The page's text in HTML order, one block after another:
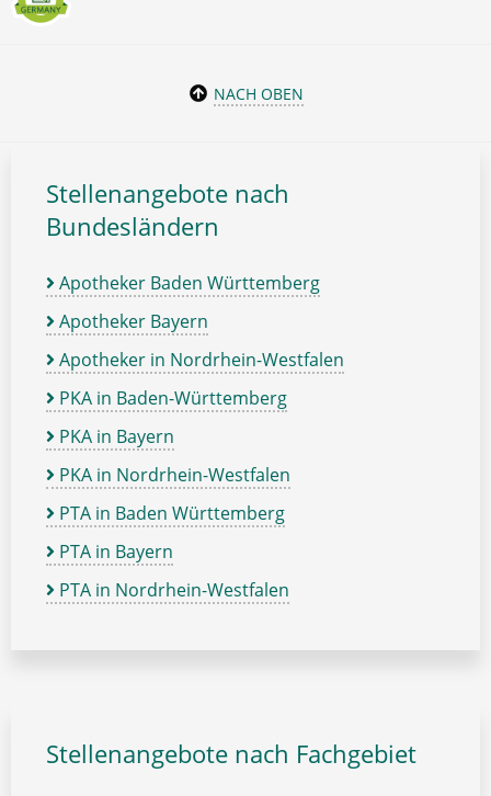
NACH OBEN
Stellenangebote nach
Bundesländern
Apotheker Baden Württemberg
Apotheker Bayern
Apotheker in Nordrhein-Westfalen
PKA in Baden-Württemberg
PKA in Bayern
PKA in Nordrhein-Westfalen
PTA in Baden Württemberg
PTA in Bayern
PTA in Nordrhein-Westfalen
Stellenangebote nach Fachgebiet